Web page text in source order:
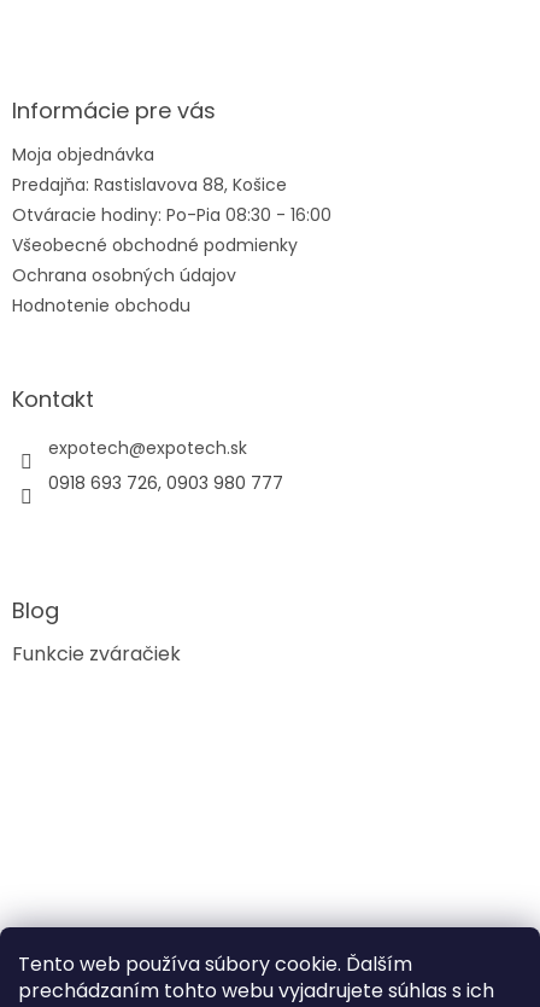
Tento web používa súbory cookie. Ďalším
prechádzaním tohto webu vyjadrujete súhlas s ich
p
r
v
k
ä
e
Informácie pre vás
Moja objednávka
Predajňa: Rastislavova 88, Košice
Otváracie hodiny: Po-Pia 08:30 - 16:00
Všeobecné obchodné podmienky
Ochrana osobných údajov
Hodnotenie obchodu
Kontakt
expotech@expotech.sk
0918 693 726, 0903 980 777
Blog
Funkcie zváračiek